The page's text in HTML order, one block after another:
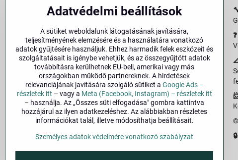
Nyitvatartás:
Hétfő–Péntek: 09:00–15:00
Szombat: 09:00–11:00
Vasárnap: Zárva
Bolt megtekintése a térképen(Google Maps link)
❓
Adatvédelmi beállítások
A sütiket weboldalunk látogatásának javítására,
teljesítményének elemzésére és a használatára vonatkozó
adatok gyűjtésére használjuk. Ehhez harmadik felek eszközeit és
szolgáltatásait is igénybe vehetjük, és az összegyűjtött adatok
továbbításra kerülhetnek EU-beli, amerikai vagy más
országokban működő partnereknek. A hirdetések
relevanciájának javítására szolgáló sütiket a Google Ads –
részletek itt – vagy a Meta (Facebook, Instagram) – részletek itt
– használja. Az „Összes süti elfogadása" gombra kattintva
hozzájárul az ilyen adatkezeléshez. Az alábbiakban részletes
információkat talál, illetve módosíthatja beállításait.
Személyes adatok védelmére vonatkozó szabályzat